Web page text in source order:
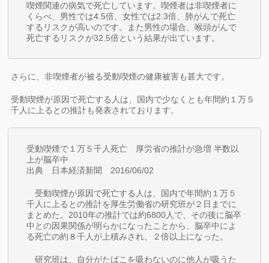
喫煙関連の病気で死亡しています。喫煙者は非喫煙者に
くらべ、男性では4.5倍、女性では2.3倍、肺がんで死亡
するリスクが高いのです。また男性の場合、喉頭がんで
死亡するリスクが32.5倍という結果が出ています。
さらに、非喫煙者が被る受動喫煙の健康被害も甚大です。
受動喫煙が原因で死亡する人は、国内で少なくとも年間約１万５
千人に上るとの推計も発表されております。
受動喫煙で１万５千人死亡 厚労省の推計が急増 半数以
上が脳卒中
出典 日本経済新聞 2016/06/02
受動喫煙が原因で死亡する人は、国内で年間約１万５
千人に上るとの推計を厚生労働省の研究班が２日までに
まとめた。2010年の推計では約6800人で、その後に脳卒
中との因果関係が明らかになったことから、脳卒中によ
る死亡の約８千人が上積みされ、２倍以上になった。
研究班は、自分がたばこを吸わないのに他人が吸うた